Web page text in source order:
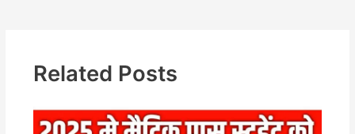
Related Posts